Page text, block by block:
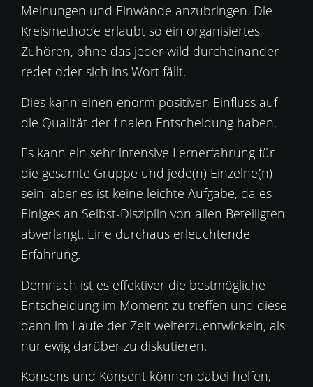
Meinungen und Einwände anzubringen. Die
Kreismethode erlaubt so ein organisiertes
Zuhören, ohne das jeder wild durcheinander
redet oder sich ins Wort fällt.
Dies kann einen enorm positiven Einfluss auf
die Qualität der finalen Entscheidung haben.
Es kann ein sehr intensive Lernerfahrung für
die gesamte Gruppe und jede(n) Einzelne(n)
sein, aber es ist keine leichte Aufgabe, da es
Einiges an Selbst-Disziplin von allen Beteiligten
abverlangt. Eine durchaus erleuchtende
Erfahrung.
Demnach ist es effektiver die bestmögliche
Entscheidung im Moment zu treffen und diese
dann im Laufe der Zeit weiterzuentwickeln, als
nur ewig darüber zu diskutieren.
Konsens und Konsent können dabei helfen,